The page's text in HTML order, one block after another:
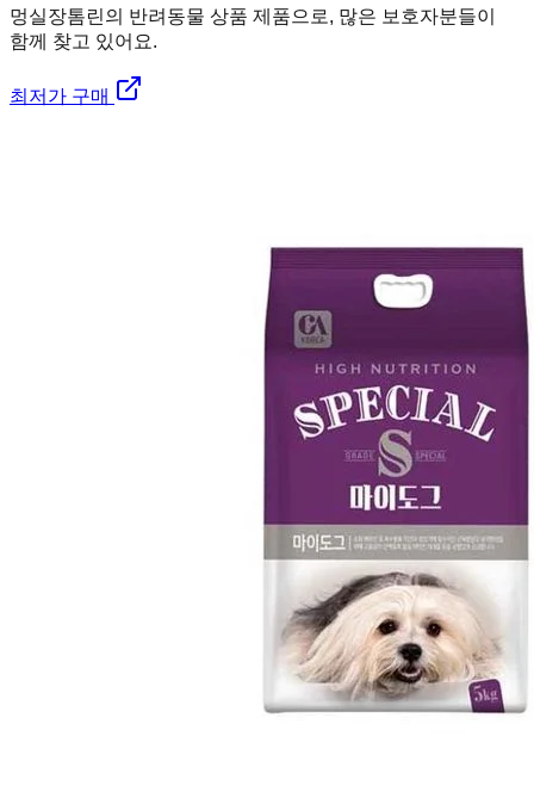
멍실장톰린의 반려동물 상품 제품으로, 많은 보호자분들이
함께 찾고 있어요.
최저가 구매